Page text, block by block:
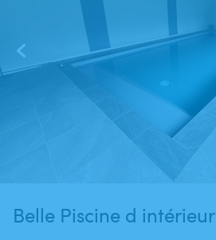
Belle Piscine d intérieur